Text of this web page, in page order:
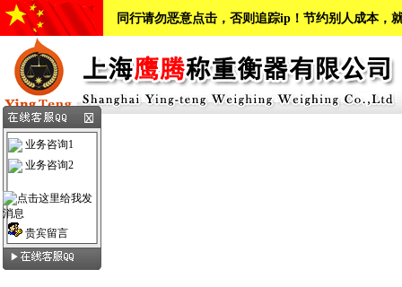
同行请勿恶意点击，否则追踪ip！节约别人成本，
业务咨询1
业务咨询2
贵宾留言